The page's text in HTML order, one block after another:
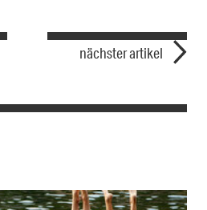
nächster artikel